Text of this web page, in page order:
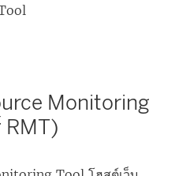
Monitoring
RMT)